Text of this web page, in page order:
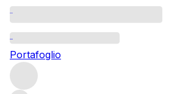
Portafoglio
Madeira
Sui ripidi pendii vulcanici dell’isola